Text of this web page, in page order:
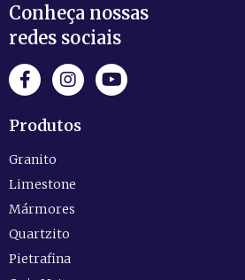
Conheça nossas
redes sociais
Produtos
Granito
Limestone
Mármores
Quartzito
Pietrafina